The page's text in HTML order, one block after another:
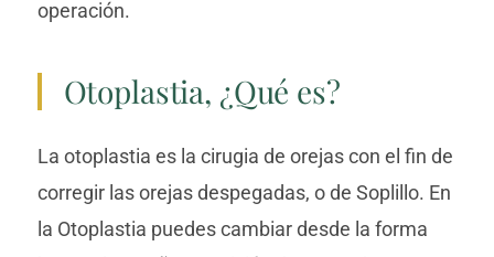
operación.
Otoplastia, ¿Qué es?
La otoplastia es la cirugia de orejas con el fin de
corregir las orejas despegadas, o de Soplillo. En
la Otoplastia puedes cambiar desde la forma